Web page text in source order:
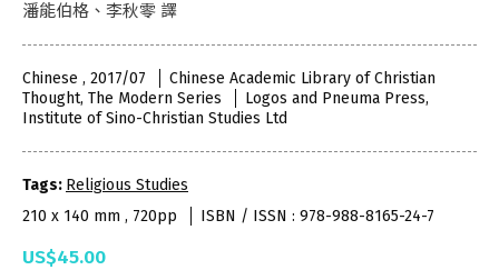
潘能伯格、李秋零 譯
Chinese , 2017/07
Chinese Academic Library of Christian
Thought, The Modern Series
Logos and Pneuma Press,
Institute of Sino-Christian Studies Ltd
Tags: Religious Studies
210 x 140 mm , 720pp
ISBN / ISSN : 978-988-8165-24-7
US$45.00